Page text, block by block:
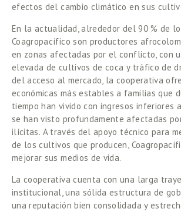
efectos del cambio climático en sus
En la actualidad, alrededor del 90 % de
Coagropacífico son productores
en zonas afectadas por el conflicto, con
elevada de cultivos de coca y tráfico de
del acceso al mercado, la cooperativa
económicas más estables a familias que
tiempo han vivido con ingresos inferiores
se han visto profundamente afectadas
ilícitas. A través del apoyo técnico para
de los cultivos que producen,
mejorar sus medios de vida.
La cooperativa cuenta con una larga
institucional, una sólida estructura de
una reputación bien consolidada y